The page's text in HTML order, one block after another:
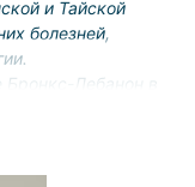
и Тайской
болезней,
Лебанон в